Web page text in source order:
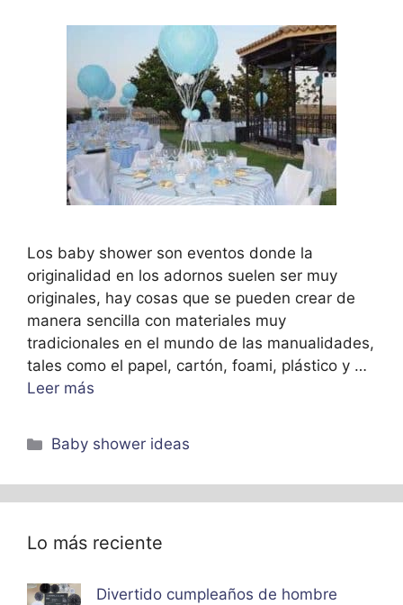
Los baby shower son eventos donde la
originalidad en los adornos suelen ser muy
originales, hay cosas que se pueden crear de
manera sencilla con materiales muy
tradicionales en el mundo de las manualidades,
tales como el papel, cartón, foami, plástico y …
Leer más
Categorías
Baby shower ideas
Lo más reciente
Divertido cumpleaños de hombre